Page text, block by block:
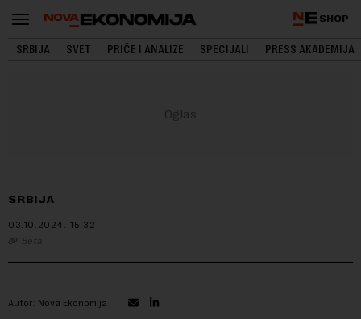
SHOP
SRBIJA SVET PRIČE I ANALIZE SPECIJALI PRESS AKADEMIJA
SRBIJA
03.10.2024. 15:32
Beta
Autor: Nova Ekonomija